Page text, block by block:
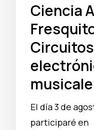
Ciencia
Circuitos
El día 3 de
participaré en